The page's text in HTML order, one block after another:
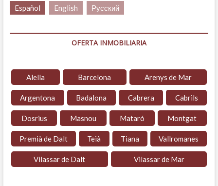
Español English Русский
OFERTA INMOBILIARIA
Alella Barcelona Arenys de Mar
Argentona Badalona Cabrera Cabrils
Dosrius Masnou Mataró Montgat
Premià de Dalt Teià Tiana Vallromanes
Vilassar de Dalt Vilassar de Mar